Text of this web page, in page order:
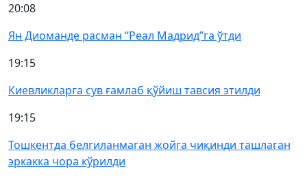
20:08
Ян Диоманде расман “Реал Мадрид”га ўтди
19:15
Киевликларга сув ғамлаб қўйиш тавсия этилди
19:15
Тошкентда белгиланмаган жойга чиқинди ташлаган
эркакка чора кўрилди